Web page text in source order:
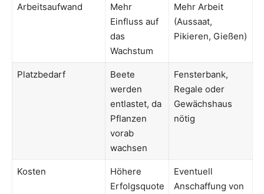
Arbeitsaufwand
Mehr
Einfluss auf
das
Wachstum
Mehr Arbeit
(Aussaat,
Pikieren, Gießen)
Platzbedarf
Beete
werden
entlastet, da
Pflanzen
vorab
wachsen
Fensterbank,
Regale oder
Gewächshaus
nötig
Kosten
Höhere
Erfolgsquote
Eventuell
Anschaffung von